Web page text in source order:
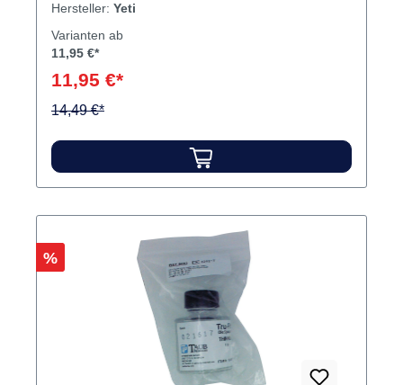
Hersteller: Yeti
Varianten ab
11,95 €*
11,95 €*
14,49 €*
Rabatt
%